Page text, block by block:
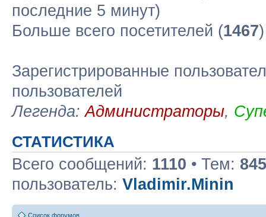
последние 5 минут)
Больше всего посетителей (1467
Зарегистрированные
пользователей
Легенда:Администраторы,
СТАТИСТИКА
Всего сообщений: 1110 • Тем: 845
пользователь: Vladimir.Minin
Список форумов